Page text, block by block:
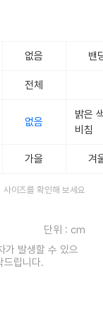
없음 밴
전체
없음
밝은
비침
가을 겨
사이즈를 확인해 보세요
단위 : cm
가 발생할 수 있으
드립니다.